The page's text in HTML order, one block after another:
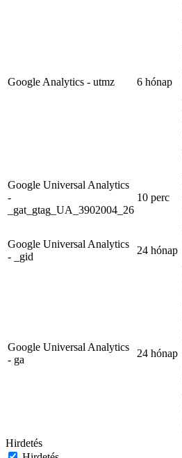
Google Analytics - utmz 6 hónap
Google Universal Analytics
-
_gat_gtag_UA_3902004_26
10 perc
Google Universal Analytics
- _gid
24 hónap
Google Universal Analytics
- ga
24 hónap
Hirdetés